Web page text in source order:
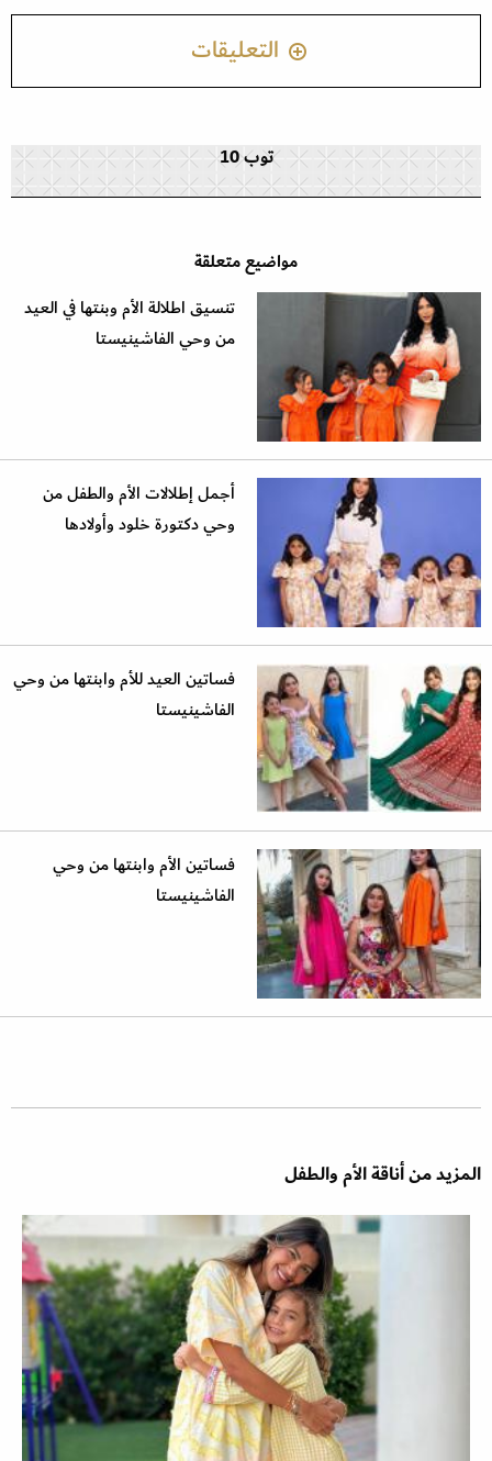
التعليقات
توب 10
مواضيع متعلقة
تنسيق اطلالة الأم وبنتها في العيد
من وحي الفاشينيستا
أجمل إطلالات الأم والطفل من
وحي دكتورة خلود وأولادها
فساتين العيد للأم وابنتها من وحي
الفاشينيستا
فساتين الأم وابنتها من وحي
الفاشينيستا
المزيد من أناقة الأم والطفل